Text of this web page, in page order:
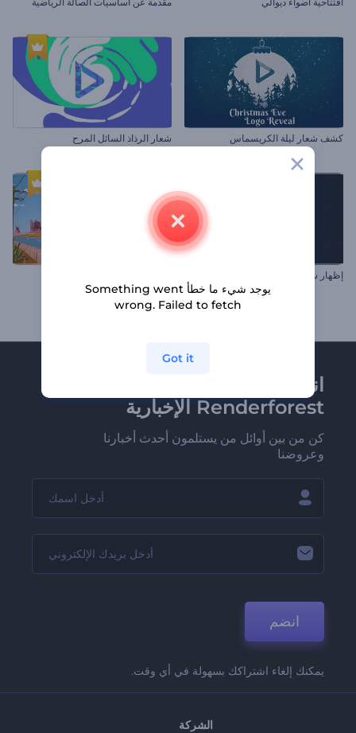
كشف شعار ليلة الكريسماس شعار الرذاذ السائل المرح
إظهار شعار مصور أضواء الليد
انضم إلى نشرة
Renderforest الإخبارية
كن من بين أوائل من يستلمون أحدث أخبارنا
وعروضنا
انضم
يمكنك إلغاء اشتراكك بسهولة في أي وقت.
الشركة
يوجد شيء ما خطأ Something went
wrong. Failed to fetch
Got it